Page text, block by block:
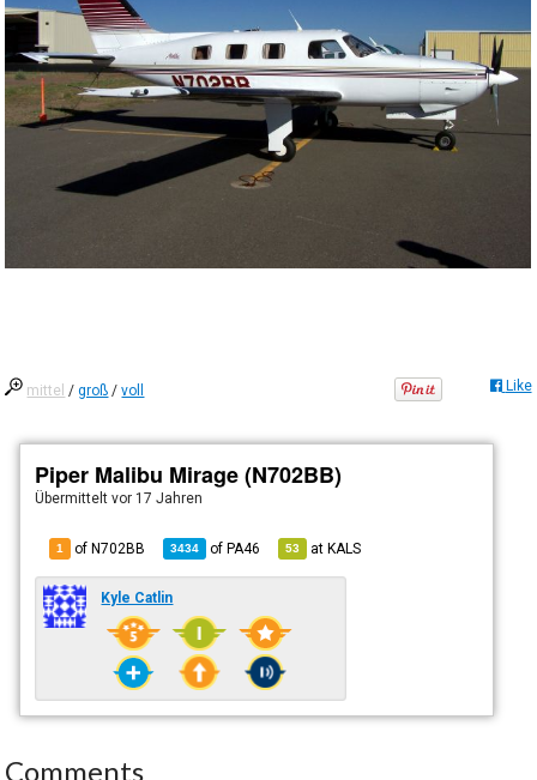
mittel /groß /voll Like
Piper Malibu Mirage (N702BB)
Übermitteltvor 17 Jahren
1 of N702BB 3434 ofPA46 53 atKALS
Kyle Catlin
Comments